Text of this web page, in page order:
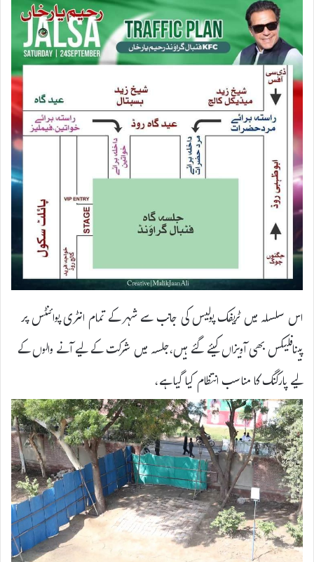
اس سلسلہ میں ٹریفک پولیس کی جانب سے شہر کے تمام انٹری پوائنٹس پر
پینافلیکس بھی آویزاں کیئے گئے ہیں،جلسہ میں شرکت کے لیے آنے والوں کے
لیے پارکنگ کا مناسب انتظام کیا گیا ہے،